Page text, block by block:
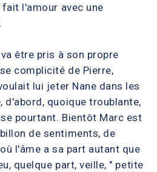
l'amour avec une
être pris à son propre
complicité de Pierre,
lui jeter Nane dans les
d'abord, quoique troublante,
pourtant. Bientôt Marc est
de sentiments, de
l'âme a sa part autant que
quelque part, veille, " petite